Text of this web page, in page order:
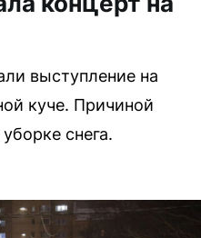
выступление на
куче. Причиной
снега.